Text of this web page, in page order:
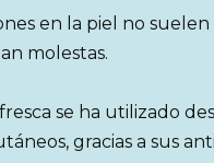
en la piel no
molestas.
se ha utilizado
gracias a sus